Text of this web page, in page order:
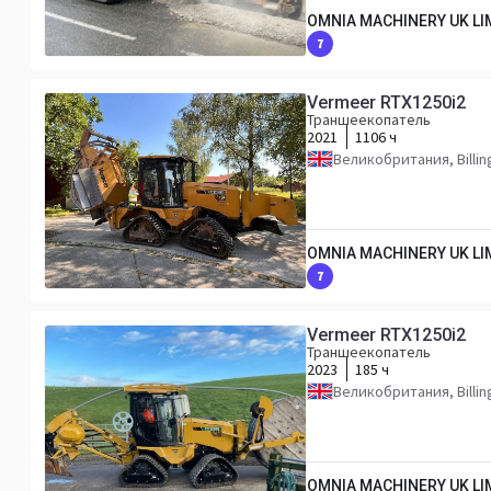
OMNIA MACHINERY UK
7
Vermeer RTX1250i2
Траншеекопатель
2021
1106 ч
Великобритания,
OMNIA MACHINERY UK
7
Vermeer RTX1250i2
Траншеекопатель
2023
185 ч
Великобритания,
OMNIA MACHINERY UK